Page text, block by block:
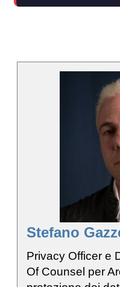
Stefano
Privacy Officer e
Of Counsel per